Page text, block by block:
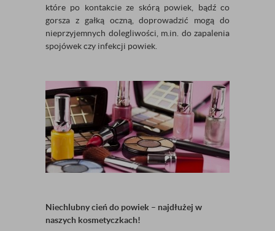
które po kontakcie ze skórą powiek, bądź co
gorsza z gałką oczną, doprowadzić mogą do
nieprzyjemnych dolegliwości, m.in. do zapalenia
spojówek czy infekcji powiek.
Niechlubny cień do powiek – najdłużej w
naszych kosmetyczkach!